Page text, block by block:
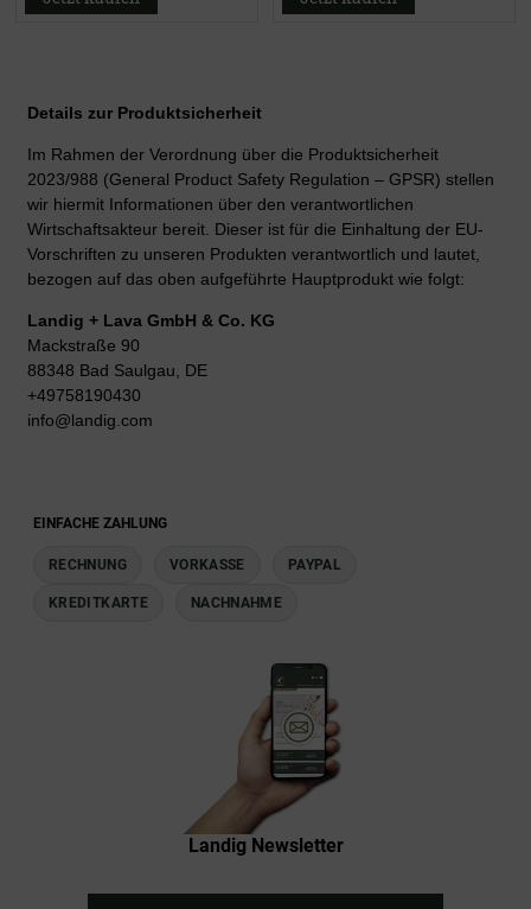
Details zur Produktsicherheit
Im Rahmen der Verordnung über die Produktsicherheit
2023/988 (General Product Safety Regulation – GPSR) stellen
wir hiermit Informationen über den verantwortlichen
Wirtschaftsakteur bereit. Dieser ist für die Einhaltung der EU-
Vorschriften zu unseren Produkten verantwortlich und lautet,
bezogen auf das oben aufgeführte Hauptprodukt wie folgt:
Landig + Lava GmbH & Co. KG
Mackstraße 90
88348 Bad Saulgau, DE
+49758190430
info@landig.com
EINFACHE ZAHLUNG
RECHNUNG VORKASSE PAYPAL
KREDITKARTE NACHNAHME
Landig Newsletter